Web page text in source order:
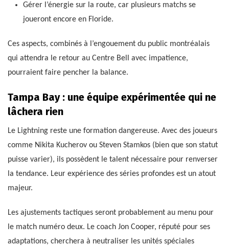
Gérer l’énergie sur la route, car plusieurs matchs se
joueront encore en Floride.
Ces aspects, combinés à l’engouement du public montréalais
qui attendra le retour au Centre Bell avec impatience,
pourraient faire pencher la balance.
Tampa Bay : une équipe expérimentée qui ne
lâchera rien
Le Lightning reste une formation dangereuse. Avec des joueurs
comme Nikita Kucherov ou Steven Stamkos (bien que son statut
puisse varier), ils possèdent le talent nécessaire pour renverser
la tendance. Leur expérience des séries profondes est un atout
majeur.
Les ajustements tactiques seront probablement au menu pour
le match numéro deux. Le coach Jon Cooper, réputé pour ses
adaptations, cherchera à neutraliser les unités spéciales